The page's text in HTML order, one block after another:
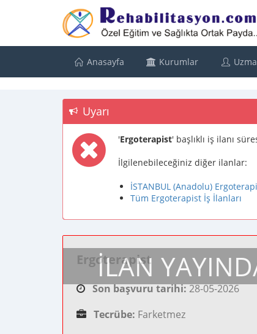
Anasayfa Kurumlar
Uyarı
'Ergoterapist' başlıklı iş ilanı
İlgilenebileceğiniz diğer ilanlar:
İSTANBUL (Anadolu)
Tüm Ergoterapist İş İlanları
İLAN
Ergoterapist
Son başvuru tarihi:28-05-2026
Tecrübe: Farketmez